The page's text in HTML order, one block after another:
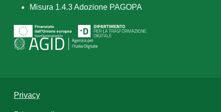
Misura 1.4.3 Adozione PAGOPA
Privacy